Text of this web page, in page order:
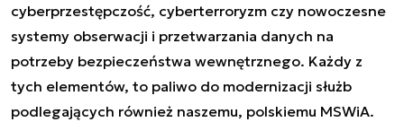
cyberprzestępczość, cyberterroryzm czy nowoczesne
systemy obserwacji i przetwarzania danych na
potrzeby bezpieczeństwa wewnętrznego. Każdy z
tych elementów, to paliwo do modernizacji służb
podlegających również naszemu, polskiemu MSWiA.